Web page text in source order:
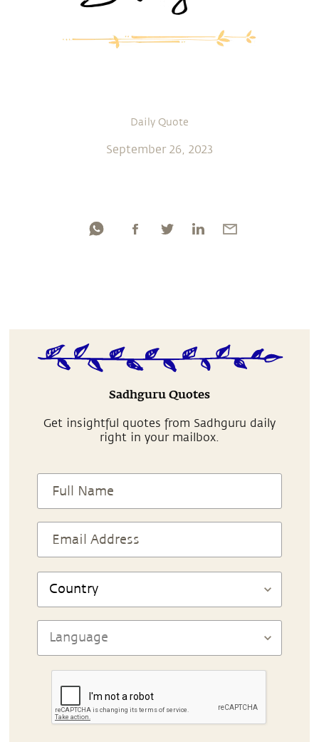
Daily Quote
September 26, 2023
Sadhguru Quotes
Get insightful quotes from Sadhguru daily
right in your mailbox.